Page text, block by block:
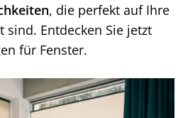
, die perfekt auf Ihre
Entdecken Sie jetzt
für Fenster.